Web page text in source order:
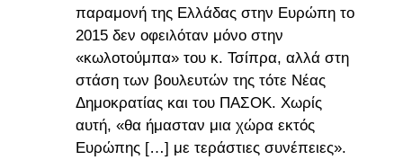
παραμονή της Ελλάδας στην Ευρώπη το
2015 δεν οφειλόταν μόνο στην
«κωλοτούμπα» του κ. Τσίπρα, αλλά στη
στάση των βουλευτών της τότε Νέας
Δημοκρατίας και του ΠΑΣΟΚ. Χωρίς
αυτή, «θα ήμασταν μια χώρα εκτός
Ευρώπης […] με τεράστιες συνέπειες».